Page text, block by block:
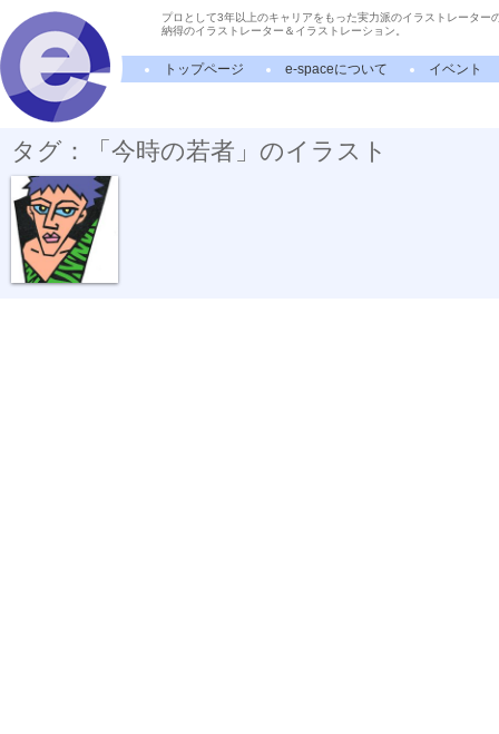
プロとして3年以上のキャリアをもった実力派のイラストレーター
納得のイラストレーター＆イラストレーション。
トップページ e-spaceについて イベント
タグ：「今時の若者」のイラスト
今時の若者